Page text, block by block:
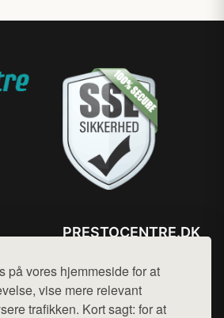
på vores hjemmeside for at
vise mere relevant
trafikken. Kort sagt: for at
PRESTOCENTRE.DK
Mail: hej@want.dk